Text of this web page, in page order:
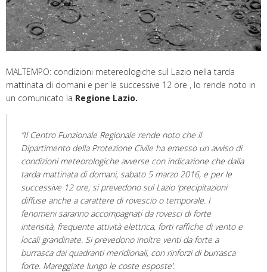
MALTEMPO: condizioni metereologiche sul Lazio nella tarda
mattinata di domani e per le successive 12 ore , lo rende noto in
un comunicato la Regione Lazio.
”Il Centro Funzionale Regionale rende noto che il
Dipartimento della Protezione Civile ha emesso un avviso di
condizioni meteorologiche avverse con indicazione che dalla
tarda mattinata di domani, sabato 5 marzo 2016, e per le
successive 12 ore, si prevedono sul Lazio ‘precipitazioni
diffuse anche a carattere di rovescio o temporale. I
fenomeni saranno accompagnati da rovesci di forte
intensità, frequente attività elettrica, forti raffiche di vento e
locali grandinate. Si prevedono inoltre venti da forte a
burrasca dai quadranti meridionali, con rinforzi di burrasca
forte. Mareggiate lungo le coste esposte’.